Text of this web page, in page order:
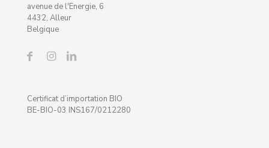
avenue de l'Energie, 6
4432, Alleur
Belgique
Certificat d’importation BIO
BE-BIO-03 INS167/0212280